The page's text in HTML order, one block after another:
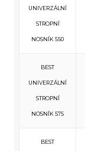
UNIVERZÁLNÍ
STROPNÍ
NOSNÍK 550
BEST
UNIVERZÁLNÍ
STROPNÍ
NOSNÍK 575
BEST